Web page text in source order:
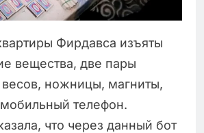
Фирдавса изъяты
вещества, две пары
весов, ножницы, магниты,
телефон.
что через данный бот